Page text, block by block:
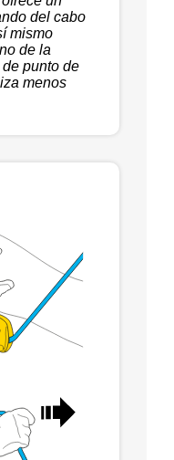
del cabo
mismo
de la
punto de
menos